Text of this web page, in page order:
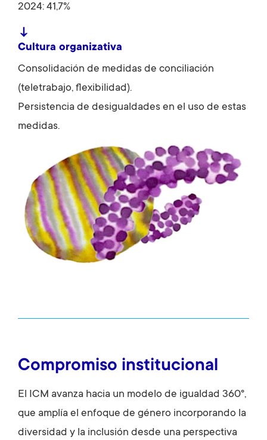
2024: 41,7%
↓
Cultura organizativa
Consolidación de medidas de conciliación
(teletrabajo, flexibilidad).
Persistencia de desigualdades en el uso de estas
medidas.
Compromiso institucional
El ICM avanza hacia un modelo de igualdad 360º,
que amplía el enfoque de género incorporando la
diversidad y la inclusión desde una perspectiva